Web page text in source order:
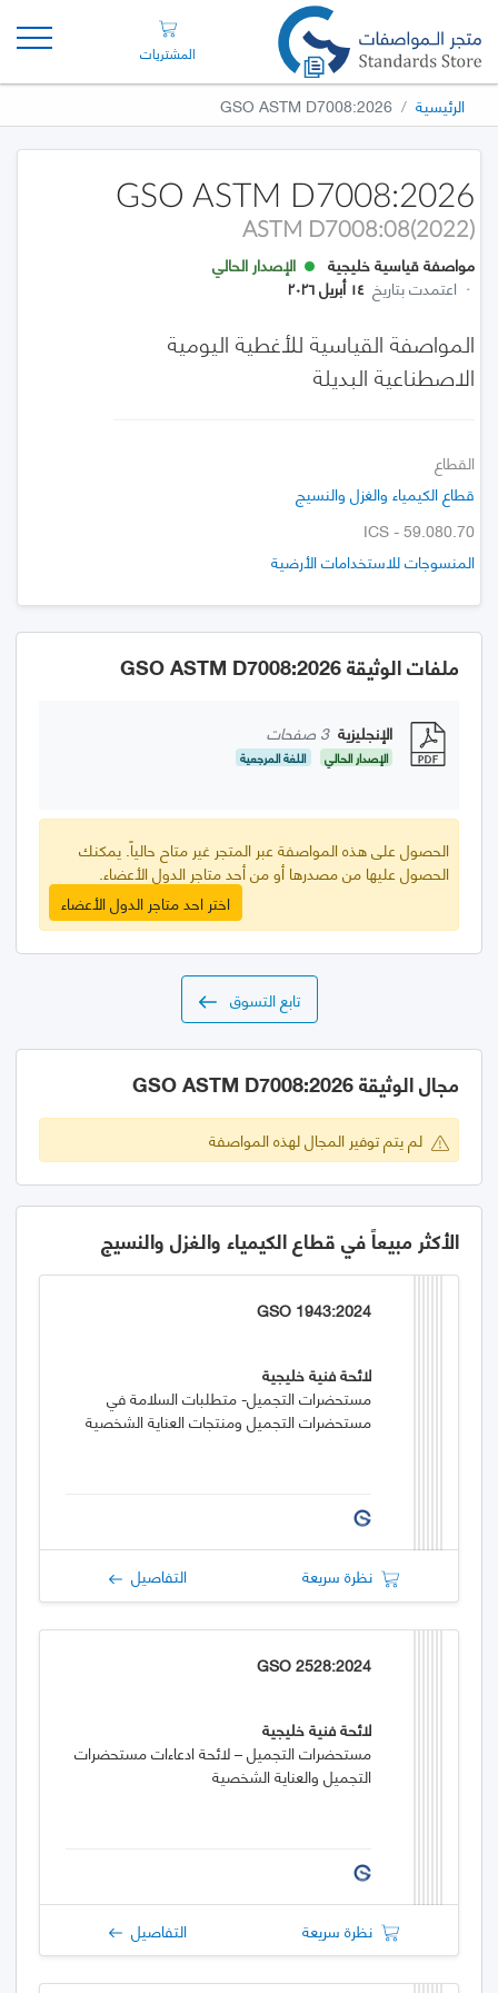
المشتريات
الرئيسية GSO ASTM D7008:2026
GSO ASTM D7008:2026
ASTM D7008:08(2022)
مواصفة قياسية خليجية
الإصدار الحالي
· اعتمدت بتاريخ ١٤ أبريل ٢٠٢٦
المواصفة القياسية للأغطية اليومية
الاصطناعية البديلة
القطاع
قطاع الكيمياء والغزل والنسيج
ICS - 59.080.70
المنسوجات للاستخدامات الأرضية
ملفات الوثيقة GSO ASTM D7008:2026
الإنجليزية 3 صفحات
الإصدار الحالي اللغة المرجعية
الحصول على هذه المواصفة عبر المتجر غير متاح حالياً. يمكنك
الحصول عليها من مصدرها أو من أحد متاجر الدول الأعضاء.
اختر احد متاجر الدول الأعضاء
تابع التسوق
مجال الوثيقة GSO ASTM D7008:2026
لم يتم توفير المجال لهذه المواصفة
الأكثر مبيعاً في قطاع الكيمياء والغزل والنسيج
GSO 1943:2024
لائحة فنية خليجية
مستحضرات التجميل- متطلبات السلامة في
مستحضرات التجميل ومنتجات العناية الشخصية
نظرة سريعة التفاصيل
GSO 2528:2024
لائحة فنية خليجية
مستحضرات التجميل – لائحة ادعاءات مستحضرات
التجميل والعناية الشخصية
نظرة سريعة التفاصيل